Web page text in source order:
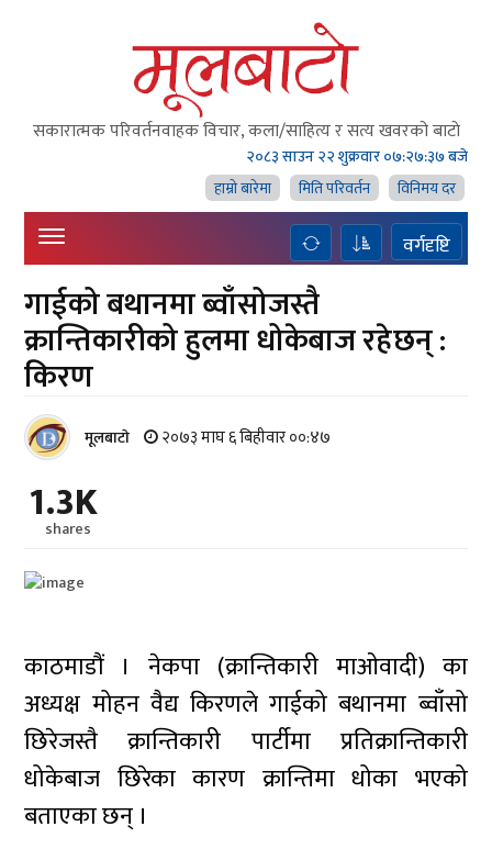
सकारात्मक परिवर्तनवाहक विचार, कला/साहित्य र सत्य खवरको बाटाे
२०८३ साउन २२ शुक्रवार०७:२७:३८ बजे
हाम्राे बारेमा
मिति परिवर्तन विनिमय दर
वर्गदृष्टि
गाईको बथानमा ब्वाँसोजस्तै
क्रान्तिकारीको हुलमा धोकेबाज रहेछन् :
किरण
मूलबाटाे २०७३ माघ ६ बिहीवार ००:४७
1.3K
shares
काठमाडौं । नेकपा (क्रान्तिकारी माओवादी) का
अध्यक्ष मोहन वैद्य किरणले गाईको बथानमा ब्वाँसो
छिरेजस्तै क्रान्तिकारी पार्टीमा प्रतिक्रान्तिकारी
धोकेबाज छिरेका कारण क्रान्तिमा धोका भएको
बताएका छन् ।